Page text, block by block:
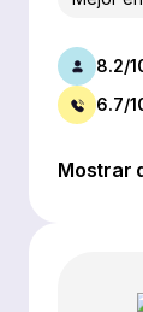
8.2/
6.7/
Mostrar